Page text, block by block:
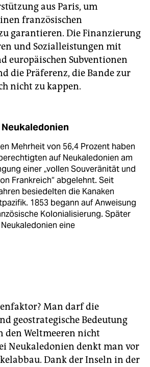
aus Paris, um
französischen
garantieren. Die Finanzierung
und Sozialleistungen mit
europäischen Subventionen
die Präferenz, die Bande zur
nicht zu kappen.
Mehrheit von 56,4 Prozent haben
auf Neukaledonien am
einer „vollen Souveränität und
Frankreich“ abgelehnt. Seit
besiedelten die Kanaken
1853 begann auf Anweisung
Kolonialisierung. Später
eine
über eine volle
ein wichtiges Zugeständnis an
Zuvor hatte
eine weitgehende Autonomie
mehr Kompetenzen
französischen Überseegebieten.
Man darf die
geostrategische Bedeutung
den Weltmeeren nicht
Neukaledonien denkt man vor
Dank der Inseln in der